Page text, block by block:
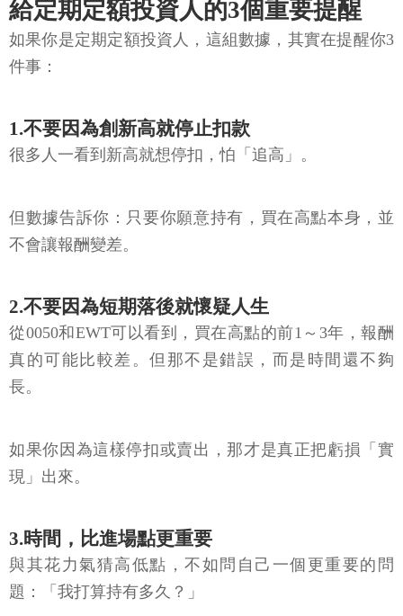
給定期定額投資人的3個重要提醒
如果你是定期定額投資人，這組數據，其實在提醒你3
件事：
1.不要因為創新高就停止扣款
很多人一看到新高就想停扣，怕「追高」。
但數據告訴你：只要你願意持有，買在高點本身，並
不會讓報酬變差。
2.不要因為短期落後就懷疑人生
從0050和EWT可以看到，買在高點的前1～3年，報酬
真的可能比較差。但那不是錯誤，而是時間還不夠
長。
如果你因為這樣停扣或賣出，那才是真正把虧損「實
現」出來。
3.時間，比進場點更重要
與其花力氣猜高低點，不如問自己一個更重要的問
題：「我打算持有多久？」